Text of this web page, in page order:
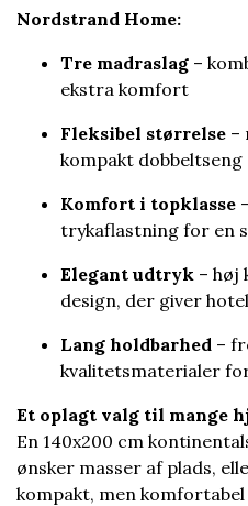
Nordstrand Home:
Tre madraslag –
ekstra komfort
Fleksibel størrelse –
kompakt dobbeltseng
Komfort i topklasse
trykaflastning for en
Elegant udtryk – høj
design, der giver
Lang holdbarhed –
kvalitetsmaterialer
Et oplagt valg til mange
En 140x200 cm
ønsker masser af plads,
kompakt, men